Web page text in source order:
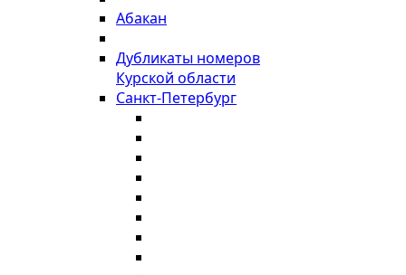
Абакан
Дубликаты номеров
Курской области
Санкт-Петербург